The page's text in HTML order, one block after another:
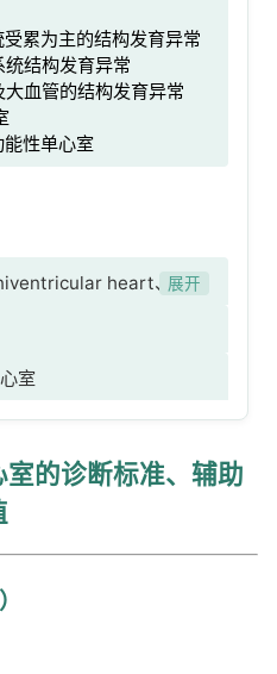
累为主的结构发育异常
结构发育异常
血管的结构发育异常
性单心室
heart、未特
单心室、单心室、单心
translation]、室
、室间隔缺
展开
室
的诊断标准、辅助